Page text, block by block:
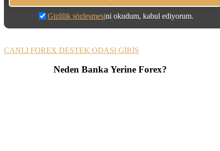
Gizlilik sözleşmesini okudum, kabul ediyorum.
CANLI FOREX DESTEK ODASI GİRİŞ
Neden Banka Yerine Forex?